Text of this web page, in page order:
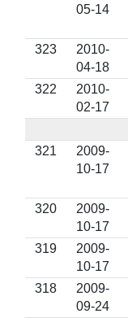
05-14
323
2010-
04-18
322
2010-
02-17
321
2009-
10-17
320
2009-
10-17
319
2009-
10-17
318
2009-
09-24